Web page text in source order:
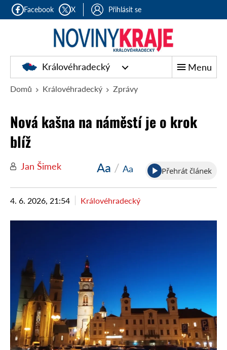
Facebook X Přihlásit se
Královéhradecký Menu
Domů Královéhradecký Zprávy
Nová kašna na náměstí je o krok
blíž
Jan Šimek Aa / Aa Přehrát článek
4. 6. 2026, 21:54 Královéhradecký